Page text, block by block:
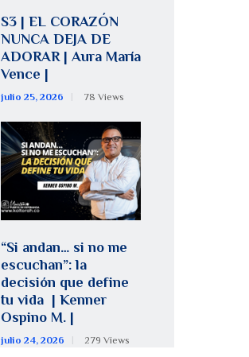
S3 | EL CORAZÓN
NUNCA DEJA DE
ADORAR | Aura María
Vence |
julio 25, 2026 78 Views
“Si andan… si no me
escuchan”: la
decisión que define
tu vida | Kenner
Ospino M. |
julio 24, 2026 279 Views